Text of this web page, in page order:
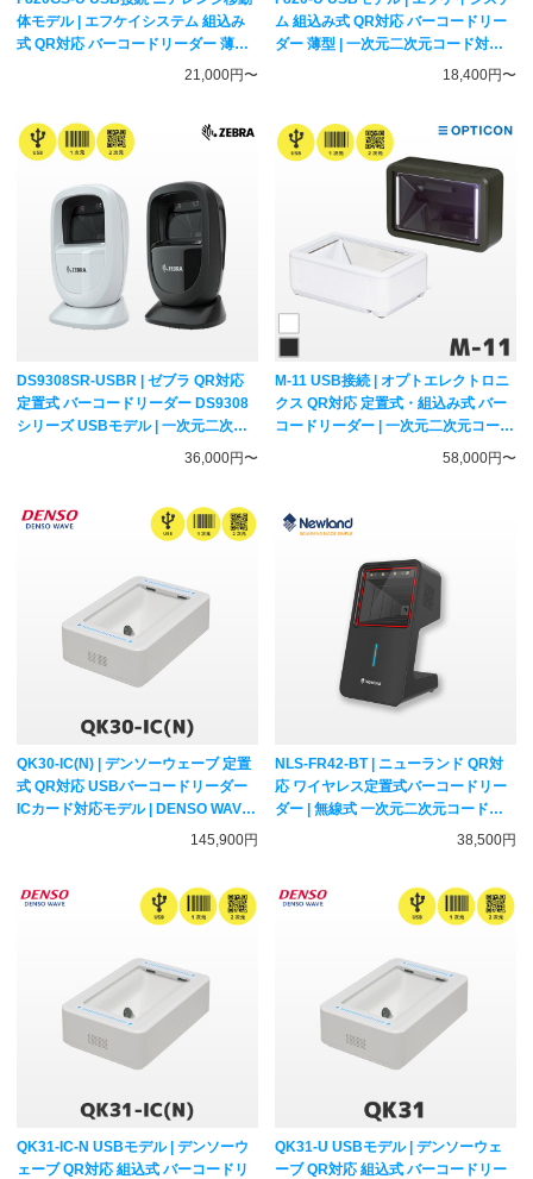
体モデル | エフケイシステム 組込み
式 QR対応 バーコードリーダー 薄型 |
一次元二次元コード対応 固定式スキ
21,000円〜
ム 組込み式 QR対応 バーコードリー
ダー 薄型 | 一次元二次元コード対応
固定式スキャナー Fksystem
18,400円〜
DS9308SR-USBR | ゼブラ QR対応
定置式 バーコードリーダー DS9308
シリーズ USBモデル | 一次元二次元
コード対応 卓上スキャナー Zebra
36,000円〜
M-11 USB接続 | オプトエレクトロニ
クス QR対応 定置式・組込み式 バー
コードリーダー | 一次元二次元コード
58,000円〜
QK30-IC(N) | デンソーウェーブ 定置
式 QR対応 USBバーコードリーダー
ICカード対応モデル | DENSO WAVE
一次元二次元コード対応 ハンディス
145,900円
NLS-FR42-BT | ニューランド QR対
応 ワイヤレス定置式バーコードリー
ダー | 無線式 一次元二次元コード対
38,500円
QK31-IC-N USBモデル | デンソーウ
ェーブ QR対応 組込式 バーコードリ
QK31-U USBモデル | デンソーウェ
ーブ QR対応 組込式 バーコードリー